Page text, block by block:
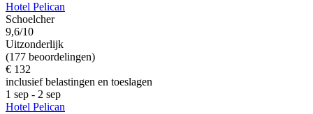
Hotel Pelican
Schoelcher
9,6/10
Uitzonderlijk
(177 beoordelingen)
€ 132
inclusief belastingen en toeslagen
1 sep - 2 sep
Hotel Pelican